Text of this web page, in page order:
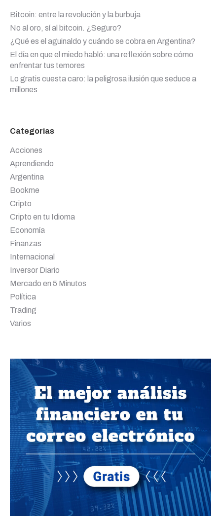
Bitcoin: entre la revolución y la burbuja
No al oro, sí al bitcoin. ¿Seguro?
¿Qué es el aguinaldo y cuándo se cobra en Argentina?
El día en que el miedo habló: una reflexión sobre cómo
enfrentar tus temores
Lo gratis cuesta caro: la peligrosa ilusión que seduce a
millones
Categorías
Acciones
Aprendiendo
Argentina
Bookme
Cripto
Cripto en tu Idioma
Economía
Finanzas
Internacional
Inversor Diario
Mercado en 5 Minutos
Política
Trading
Varios